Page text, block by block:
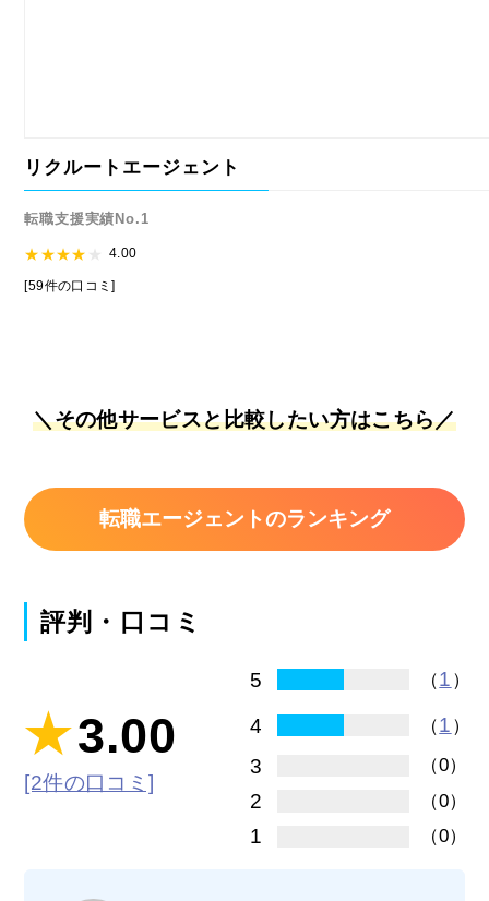
リクルートエージェント
転職支援実績No.1
4.00
[59件の口コミ]
＼その他サービスと比較したい方はこちら／
転職エージェントのランキング
評判・口コミ
3.00
[2件の口コミ]
5 （1 ）
4 （1 ）
3 （0）
2 （0）
1 （0）